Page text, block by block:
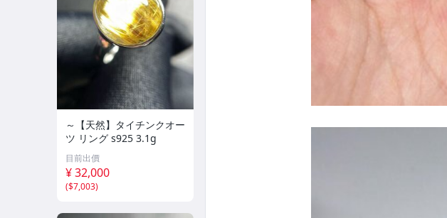
～【天然】タイチンクオー
ツ リング s925 3.1g
目前出價
¥ 32,000
($7,003)